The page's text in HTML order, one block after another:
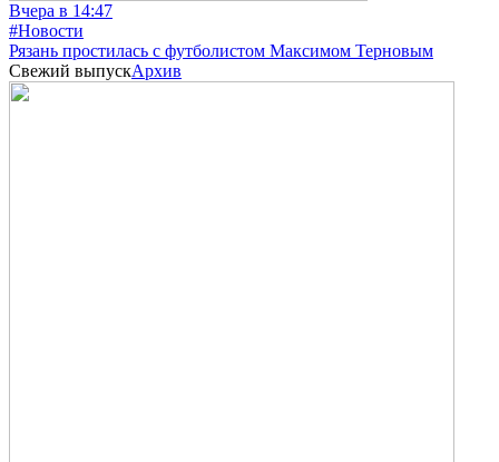
Вчера в 14:47
#Новости
Рязань простилась с футболистом Максимом Терновым
Свежий выпускАрхив